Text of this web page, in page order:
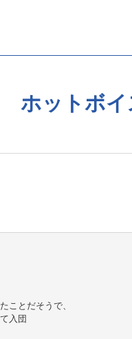
ホットボイ
ことだそうで、
入団